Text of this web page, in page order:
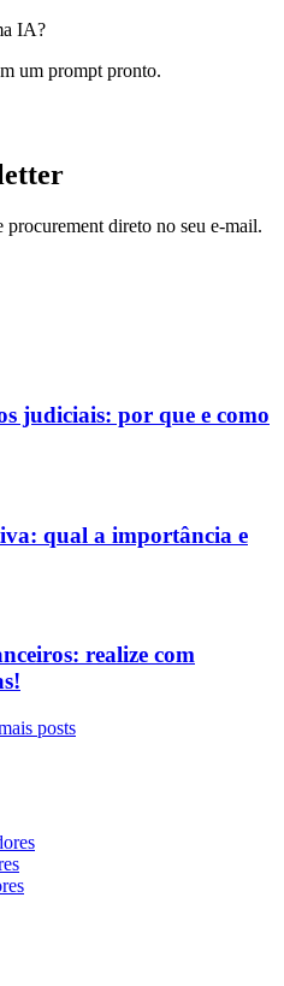
IA?
um prompt pronto.
procurement direto no seu e-mail.
judiciais: por que e como
qual a importância e
realize com
posts